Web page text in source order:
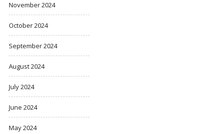
November 2024
October 2024
September 2024
August 2024
July 2024
June 2024
May 2024